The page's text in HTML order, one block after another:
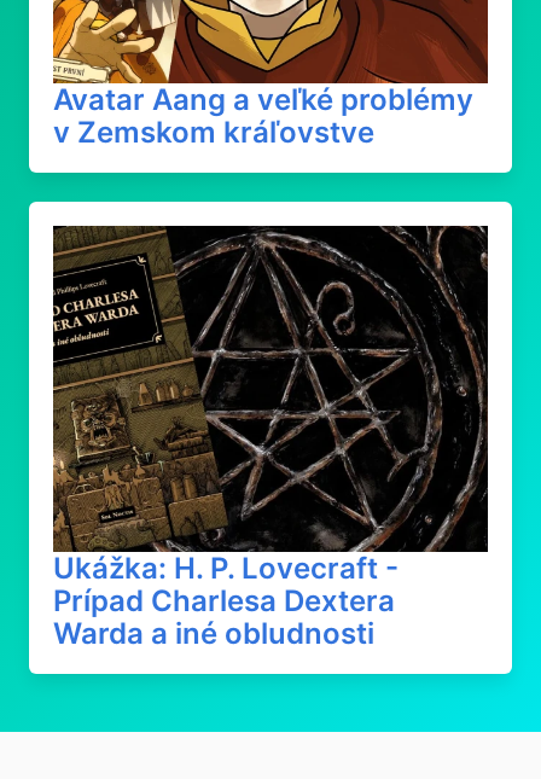
Avatar Aang a veľké problémy
v Zemskom kráľovstve
Ukážka: H. P. Lovecraft -
Prípad Charlesa Dextera
Warda a iné obludnosti